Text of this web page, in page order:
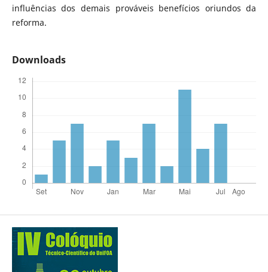
influências dos demais prováveis benefícios oriundos da
reforma.
Downloads